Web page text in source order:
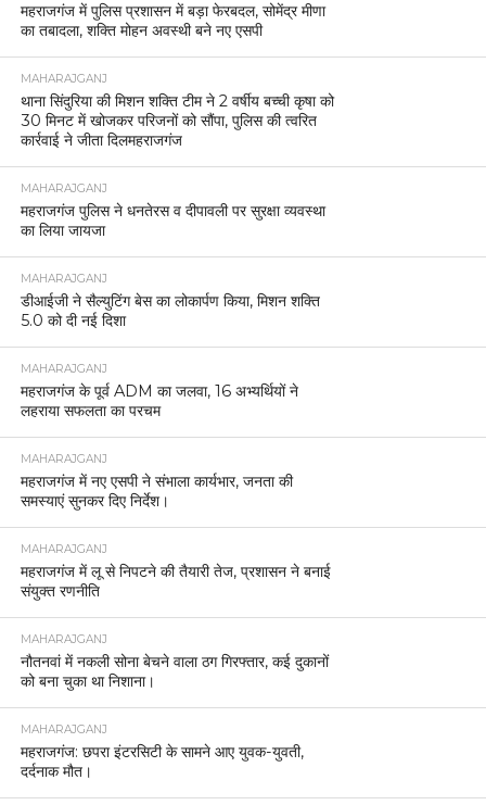
महराजगंज में पुलिस प्रशासन में बड़ा फेरबदल, सोमेंद्र मीणा
का तबादला, शक्ति मोहन अवस्थी बने नए एसपी
MAHARAJGANJ
थाना सिंदुरिया की मिशन शक्ति टीम ने 2 वर्षीय बच्ची कृषा को
30 मिनट में खोजकर परिजनों को सौंपा, पुलिस की त्वरित
कार्रवाई ने जीता दिलमहराजगंज
MAHARAJGANJ
महराजगंज पुलिस ने धनतेरस व दीपावली पर सुरक्षा व्यवस्था
का लिया जायजा
MAHARAJGANJ
डीआईजी ने सैल्युटिंग बेस का लोकार्पण किया, मिशन शक्ति
5.0 को दी नई दिशा
MAHARAJGANJ
महराजगंज के पूर्व ADM का जलवा, 16 अभ्यर्थियों ने
लहराया सफलता का परचम
MAHARAJGANJ
महराजगंज में नए एसपी ने संभाला कार्यभार, जनता की
समस्याएं सुनकर दिए निर्देश।
MAHARAJGANJ
महराजगंज में लू से निपटने की तैयारी तेज, प्रशासन ने बनाई
संयुक्त रणनीति
MAHARAJGANJ
नौतनवां में नकली सोना बेचने वाला ठग गिरफ्तार, कई दुकानों
को बना चुका था निशाना।
MAHARAJGANJ
महराजगंज: छपरा इंटरसिटी के सामने आए युवक-युवती,
दर्दनाक मौत।